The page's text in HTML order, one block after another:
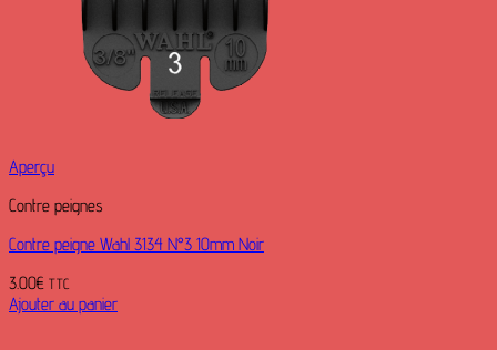
Aperçu
Contre peignes
Contre peigne Wahl 3134 N°3 10mm Noir
3.00€ TTC
Ajouter au panier